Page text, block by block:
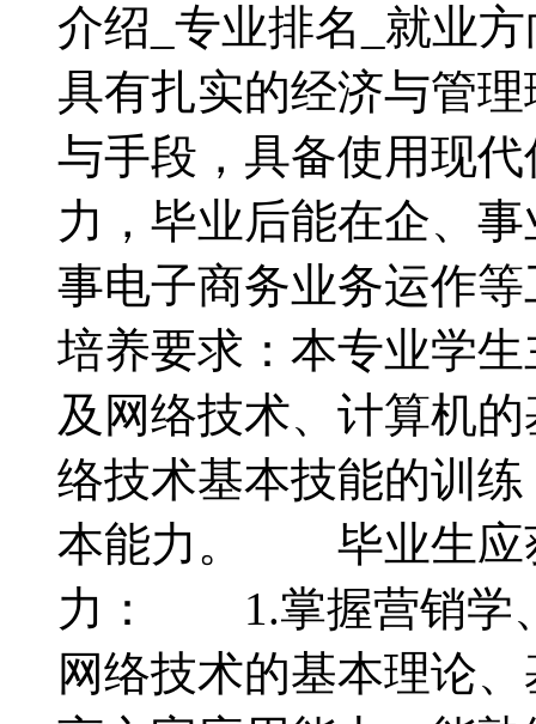
介绍_专业排名_就
具有扎实的经济与管
与手段，具备使用现
力，毕业后能在企、
事电子商务业务运
培养要求：本专业学
及网络技术、计算机
络技术基本技能的训
本能力。 毕业生应
力： 1.掌握营销学
网络技术的基本理论